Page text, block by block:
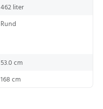
462 liter
Rund
53.0 cm
168 cm